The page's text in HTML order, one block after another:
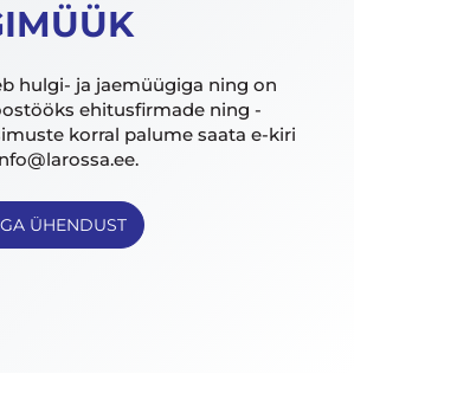
hulgi- ja jaemüügiga ning on
ehitusfirmade ning -
korral palume saata e-kiri
ÜHENDUST